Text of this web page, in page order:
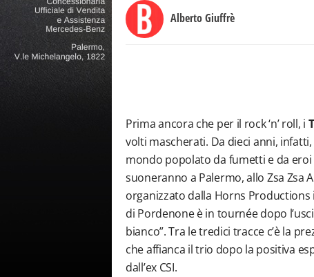
Alberto Giuffrè
Prima ancora che per il rock ‘n’ roll, i
volti mascherati. Da dieci anni,
mondo popolato da fumetti e da
suoneranno a Palermo, allo Zsa Zsa
organizzato dalla Horns
di Pordenone è in tournée dopo
bianco”. Tra le tredici tracce c’è la
che affianca il trio dopo la positiva
dall’ex CSI.